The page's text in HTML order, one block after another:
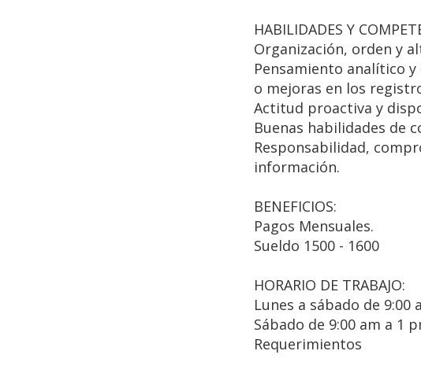
HABILIDADES Y
Organización, orden y
Pensamiento analítico
o mejoras en los
Actitud proactiva y
Buenas habilidades de
Responsabilidad,
información.
BENEFICIOS:
Pagos Mensuales.
Sueldo 1500 - 1600
HORARIO DE TRABAJO:
Lunes a sábado de 9:00
Sábado de 9:00 am a 1
Requerimientos